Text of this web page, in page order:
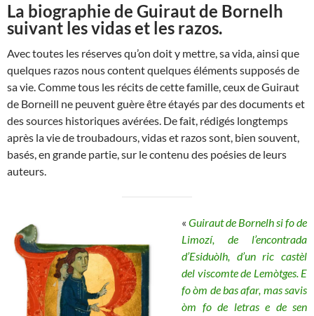
La biographie de Guiraut de Bornelh
suivant les vidas et les razos.
Avec toutes les réserves qu’on doit y mettre, sa vida, ainsi que
quelques razos nous content quelques éléments supposés de
sa vie. Comme tous les récits de cette famille, ceux de Guiraut
de Borneill ne peuvent guère être étayés par des documents et
des sources historiques avérées. De fait, rédigés longtemps
après la vie de troubadours, vidas et razos sont, bien souvent,
basés, en grande partie, sur le contenu des poésies de leurs
auteurs.
« Guiraut de Bornelh si fo de
Limozí, de l’encontrada
d’Esiduòlh, d’un ric castèl
del viscomte de Lemòtges. E
fo òm de bas afar, mas savis
òm fo de letras e de sen